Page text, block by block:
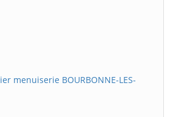
menuiserie BOURBONNE-LES-